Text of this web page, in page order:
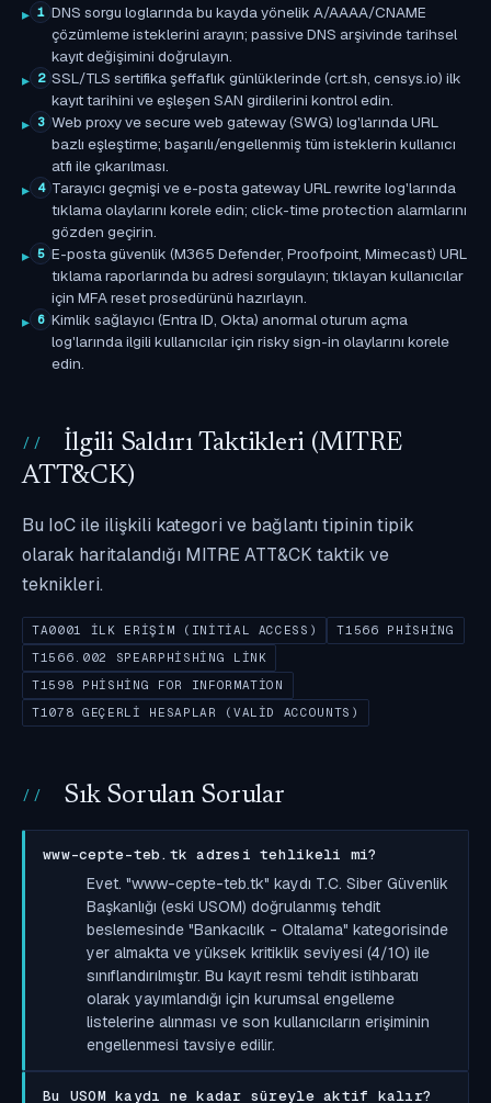
1 DNS sorgu loglarında bu kayda yönelik A/AAAA/CNAME
çözümleme isteklerini arayın; passive DNS arşivinde tarihsel
kayıt değişimini doğrulayın.
2 SSL/TLS sertifika şeffaflık günlüklerinde (crt.sh, censys.io) ilk
kayıt tarihini ve eşleşen SAN girdilerini kontrol edin.
3 Web proxy ve secure web gateway (SWG) log'larında URL
bazlı eşleştirme; başarılı/engellenmiş tüm isteklerin kullanıcı
atfı ile çıkarılması.
4 Tarayıcı geçmişi ve e-posta gateway URL rewrite log'larında
tıklama olaylarını korele edin; click-time protection alarmlarını
gözden geçirin.
5 E-posta güvenlik (M365 Defender, Proofpoint, Mimecast) URL
tıklama raporlarında bu adresi sorgulayın; tıklayan kullanıcılar
için MFA reset prosedürünü hazırlayın.
6 Kimlik sağlayıcı (Entra ID, Okta) anormal oturum açma
log'larında ilgili kullanıcılar için risky sign-in olaylarını korele
edin.
İlgili Saldırı Taktikleri (MITRE
ATT&CK)
Bu IoC ile ilişkili kategori ve bağlantı tipinin tipik
olarak haritalandığı MITRE ATT&CK taktik ve
teknikleri.
TA0001 İLK ERIŞIM (INITIAL ACCESS)
T1566 PHISHING
T1566.002 SPEARPHISHING LINK
T1598 PHISHING FOR INFORMATION
T1078 GEÇERLI HESAPLAR (VALID ACCOUNTS)
Sık Sorulan Sorular
www-cepte-teb.tk adresi tehlikeli mi?
Evet. "www-cepte-teb.tk" kaydı T.C. Siber Güvenlik
Başkanlığı (eski USOM) doğrulanmış tehdit
beslemesinde "Bankacılık - Oltalama" kategorisinde
yer almakta ve yüksek kritiklik seviyesi (4/10) ile
sınıflandırılmıştır. Bu kayıt resmi tehdit istihbaratı
olarak yayımlandığı için kurumsal engelleme
listelerine alınması ve son kullanıcıların erişiminin
engellenmesi tavsiye edilir.
Bu USOM kaydı ne kadar süreyle aktif kalır?